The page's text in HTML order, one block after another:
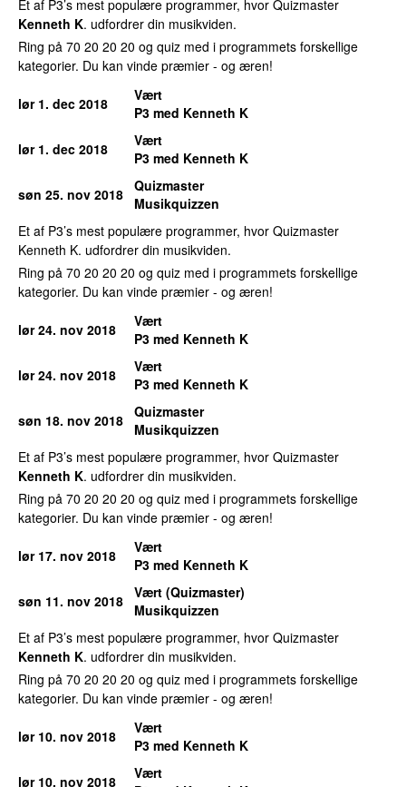
Et af P3’s mest populære programmer, hvor Quizmaster
Kenneth K. udfordrer din musikviden.
Ring på 70 20 20 20 og quiz med i programmets forskellige
kategorier. Du kan vinde præmier - og æren!
lør 1. dec 2018
Vært
P3 med Kenneth K
lør 1. dec 2018
Vært
P3 med Kenneth K
søn 25. nov 2018 Quizmaster
Musikquizzen
Et af P3’s mest populære programmer, hvor Quizmaster
Kenneth K. udfordrer din musikviden.
Ring på 70 20 20 20 og quiz med i programmets forskellige
kategorier. Du kan vinde præmier - og æren!
lør 24. nov 2018
Vært
P3 med Kenneth K
lør 24. nov 2018
Vært
P3 med Kenneth K
søn 18. nov 2018 Quizmaster
Musikquizzen
Et af P3’s mest populære programmer, hvor Quizmaster
Kenneth K. udfordrer din musikviden.
Ring på 70 20 20 20 og quiz med i programmets forskellige
kategorier. Du kan vinde præmier - og æren!
lør 17. nov 2018
Vært
P3 med Kenneth K
søn 11. nov 2018 Vært (Quizmaster)
Musikquizzen
Et af P3’s mest populære programmer, hvor Quizmaster
Kenneth K. udfordrer din musikviden.
Ring på 70 20 20 20 og quiz med i programmets forskellige
kategorier. Du kan vinde præmier - og æren!
lør 10. nov 2018
Vært
P3 med Kenneth K
lør 10. nov 2018
Vært